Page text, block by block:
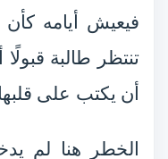
فيعيش أيامه كأن
تنتظر طالبة قبولًا
أن يكتب على
الخطر هنا لم